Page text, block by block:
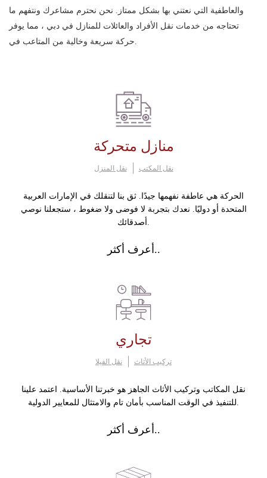
والعاطفية التي نعتني بها بشكل ممتاز. نحن نحترم مشاعرك ونتفهم ما
تحتاجه من خدمات نقل الأفراد والعائلات للمنازل في دبي ، مما يوفر
منازل متحركة
نقل المنزل نقل المكتب
الحركة هي عاطفة نفهمها جيدًا. ثق بنا لتنقلك في الإمارات العربية
المتحدة أو دوليًا. نعدك بتجربة لا فوضى ولا ضغوط ، ستجعلنا نوصي
أعرف أكثر..
تجاري
نقل الفيلا تركيب الأثاث
نقل المكاتب وتركيب الأثاث الجاهز هو خبرتنا الأساسية. اعتمد علينا
أعرف أكثر..